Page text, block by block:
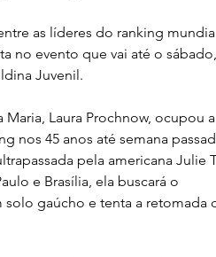
as líderes do ranking
no evento que vai até o
Juvenil.
Maria, Laura Prochnow, ocupou
nos 45 anos até semana
pela americana Julie
e Brasília, ela buscará o
solo gaúcho e tenta a retomada